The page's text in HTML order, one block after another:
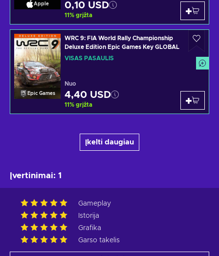
Apple 0,10 USD
11% grįžta
Epic Games
WRC 9: FIA World Rally Championship
Deluxe Edition Epic Games Key GLOBAL
VISAS PASAULIS
Nuo
4,40 USD
11% grįžta
Įkelti daugiau
Įvertinimai: 1
Gameplay
Istorija
Grafika
Garso takelis